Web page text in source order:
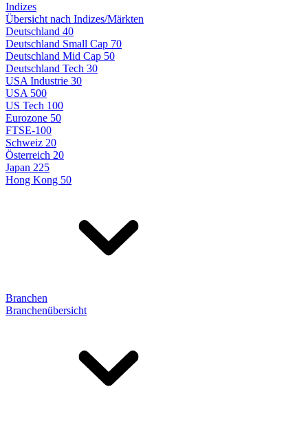
Indizes
Übersicht nach Indizes/Märkten
Deutschland 40
Deutschland Small Cap 70
Deutschland Mid Cap 50
Deutschland Tech 30
USA Industrie 30
USA 500
US Tech 100
Eurozone 50
FTSE-100
Schweiz 20
Österreich 20
Japan 225
Hong Kong 50
Branchen
Branchenübersicht